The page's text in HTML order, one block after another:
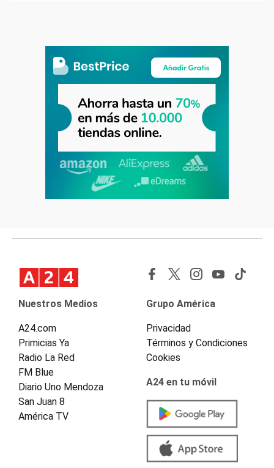
Nuestros Medios
A24.com
Primicias Ya
Radio La Red
FM Blue
Diario Uno Mendoza
San Juan 8
América TV
Grupo América
Privacidad
Términos y Condiciones
Cookies
A24 en tu móvil